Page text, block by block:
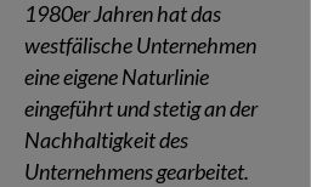
1980er Jahren hat das
westfälische Unternehmen
eine eigene Naturlinie
eingeführt und stetig an der
Nachhaltigkeit des
Unternehmens gearbeitet.